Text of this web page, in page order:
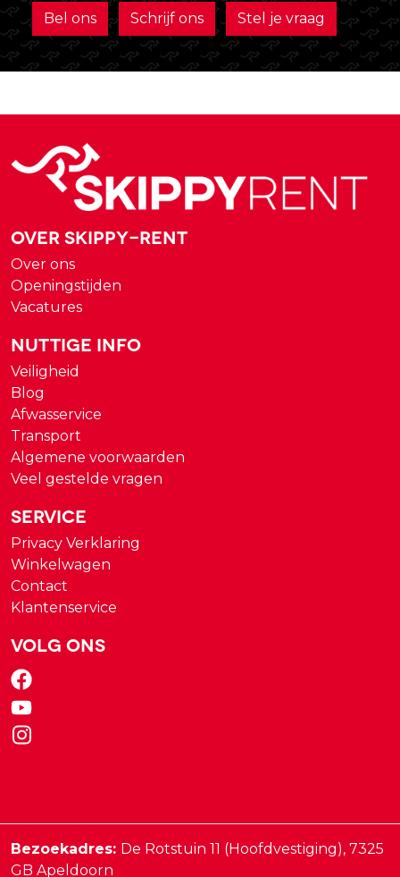
Bel ons Schrijf ons Stel je vraag
Over Skippy-rent
Over ons
Openingstijden
Vacatures
Nuttige Info
Veiligheid
Blog
Afwasservice
Transport
Algemene voorwaarden
Veel gestelde vragen
Service
Privacy Verklaring
Winkelwagen
Contact
Klantenservice
Volg ons
Bezoekadres: De Rotstuin 11 (Hoofdvestiging), 7325
GB Apeldoorn